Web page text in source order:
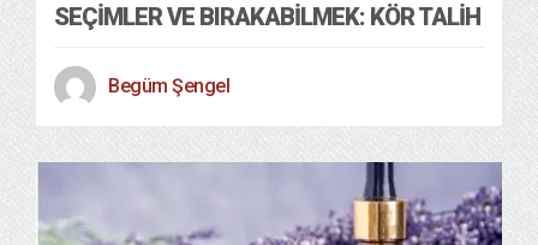
SEÇIMLER VE BIRAKABILMEK: KÖR TALIH
Begüm Şengel